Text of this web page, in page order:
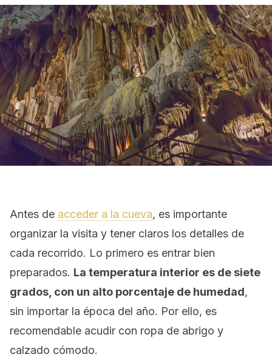
Antes de acceder a la cueva, es importante
organizar la visita y tener claros los detalles de
cada recorrido. Lo primero es entrar bien
preparados. La temperatura interior es de siete
grados, con un alto porcentaje de humedad,
sin importar la época del año. Por ello, es
recomendable acudir con ropa de abrigo y
calzado cómodo.